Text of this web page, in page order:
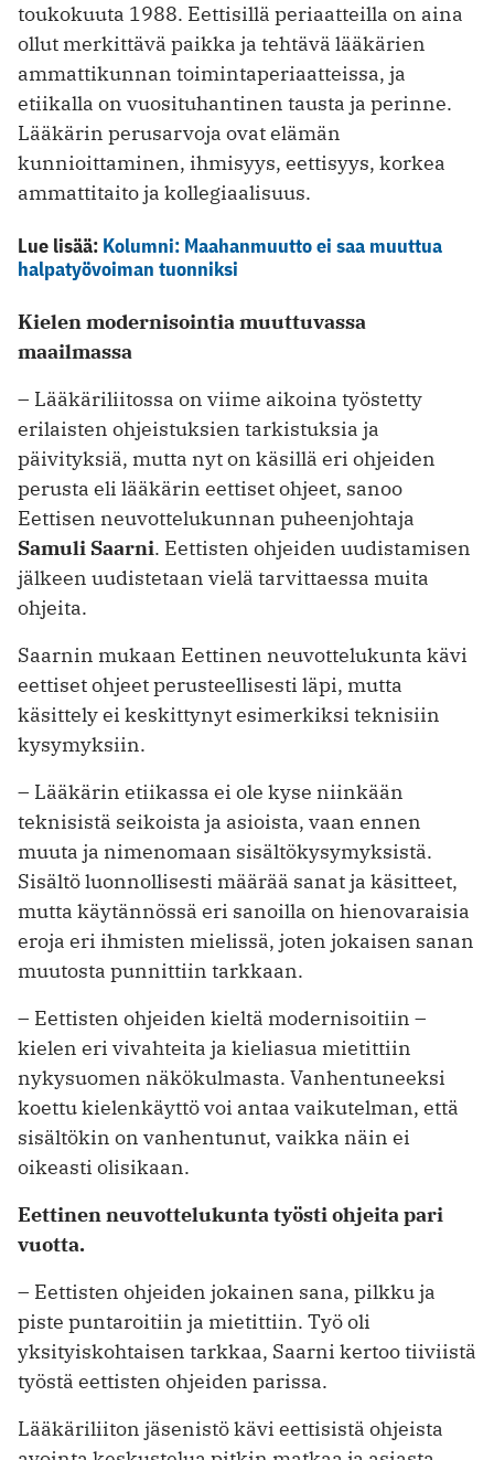
toukokuuta 1988. Eettisillä periaatteilla on aina
ollut merkittävä paikka ja tehtävä lääkärien
ammattikunnan toimintaperiaatteissa, ja
etiikalla on vuosituhantinen tausta ja perinne.
Lääkärin perusarvoja ovat elämän
kunnioittaminen, ihmisyys, eettisyys, korkea
ammatti­taito ja kollegiaalisuus.
Lue lisää: Kolumni: Maahanmuutto ei saa muuttua
halpatyövoiman tuonniksi
Kielen modernisointia muuttuvassa
maailmassa
– Lääkäriliitossa on viime aikoina työstetty
erilaisten ohjeistuksien tarkistuksia ja
päivityksiä, mutta nyt on käsillä eri ohjeiden
perusta eli lääkärin eettiset ohjeet, sanoo
Eettisen neuvottelukunnan puheenjohtaja
Samuli Saarni. Eettisten ohjeiden uudistamisen
jälkeen uudistetaan vielä tarvittaessa muita
ohjeita.
Saarnin mukaan Eettinen neuvottelukunta kävi
eettiset ohjeet perusteellisesti läpi, mutta
käsittely ei keskittynyt esimerkiksi teknisiin
kysymyksiin.
– Lääkärin etiikassa ei ole kyse niinkään
teknisistä seikoista ja asioista, vaan ennen
muuta ja nimenomaan sisältökysymyksistä.
Sisältö luonnollisesti määrää sanat ja käsitteet,
mutta käytännössä eri sanoilla on hienovaraisia
eroja eri ihmisten mielissä, joten jokaisen sanan
muutosta punnittiin tarkkaan.
– Eettisten ohjeiden kieltä modernisoitiin –
kielen eri vivahteita ja kieliasua mietittiin
nykysuomen näkökulmasta. Vanhentuneeksi
koettu kielenkäyttö voi antaa vaikutelman, että
sisältökin on vanhentunut, vaikka näin ei
oikeasti olisikaan.
Eettinen neuvottelukunta työsti ohjeita pari
vuotta.
– Eettisten ohjeiden jokainen sana, pilkku ja
piste puntaroitiin ja mietittiin. Työ oli
yksityiskohtaisen tarkkaa, Saarni kertoo tiiviistä
työstä eettisten ohjeiden parissa.
Lääkäriliiton jäsenistö kävi eettisistä ohjeista